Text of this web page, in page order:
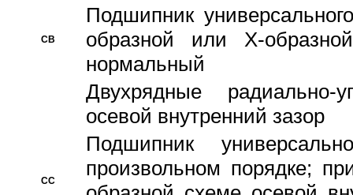
CB
Подшипник
образной или Х-
нормальный
Двухрядные радиально-
осевой внутренний зазор
CC
Подшипник
произвольном порядке;